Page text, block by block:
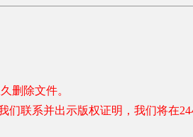
删除文件。
联系并出示版权证明，我们将在24